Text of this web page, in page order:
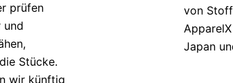
prüfen
und
Stücke.
wir künftig
von
Japan